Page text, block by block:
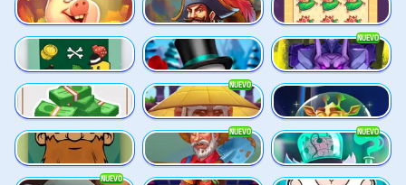
Piggy Cluster Hunt Pirate Bonanza Prince Treasure
Scratch’em Snow Scratcher
NUEVO
Undead Fortune
The Perfect Scratch
NUEVO
Shaolin Master Space Zoo
Shave the Beard
NUEVO
Sleepy Grandpa
NUEVO
Twisted Lab
NUEVO